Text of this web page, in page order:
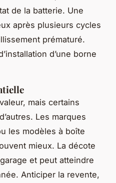
de la batterie. Une
après plusieurs cycles
prématuré.
d’une borne
mais certains
Les marques
les modèles à boîte
mieux. La décote
et peut atteindre
Anticiper la revente,